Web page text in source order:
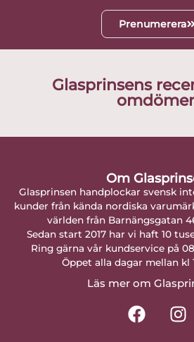
Prenumerera
Glasprinsens
Om
Glasprinsen handplockar svensk
kunder från kända nordiska
världen från Barnängsgatan
Sedan start 2017 har vi haft 10
Ring gärna vår kundservice på
Öppet alla dagar mellan kl
Läs mer om
F
a
I
n